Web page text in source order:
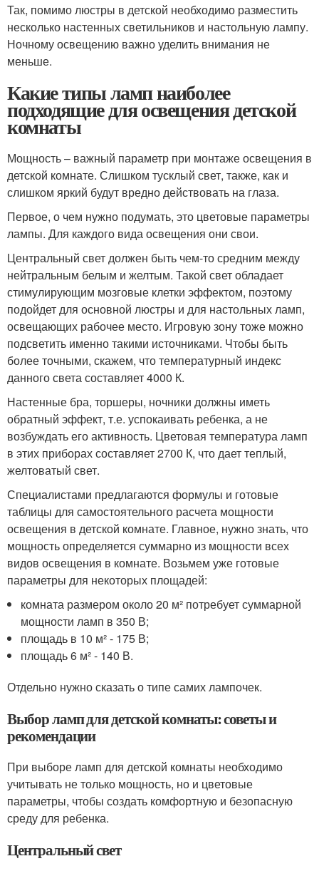
Так, помимо люстры в детской необходимо разместить
несколько настенных светильников и настольную лампу.
Ночному освещению важно уделить внимания не
меньше.
Какие типы ламп наиболее
подходящие для освещения детской
комнаты
Мощность – важный параметр при монтаже освещения в
детской комнате. Слишком тусклый свет, также, как и
слишком яркий будут вредно действовать на глаза.
Первое, о чем нужно подумать, это цветовые параметры
лампы. Для каждого вида освещения они свои.
Центральный свет должен быть чем-то средним между
нейтральным белым и желтым. Такой свет обладает
стимулирующим мозговые клетки эффектом, поэтому
подойдет для основной люстры и для настольных ламп,
освещающих рабочее место. Игровую зону тоже можно
подсветить именно такими источниками. Чтобы быть
более точными, скажем, что температурный индекс
данного света составляет 4000 К.
Настенные бра, торшеры, ночники должны иметь
обратный эффект, т.е. успокаивать ребенка, а не
возбуждать его активность. Цветовая температура ламп
в этих приборах составляет 2700 К, что дает теплый,
желтоватый свет.
Специалистами предлагаются формулы и готовые
таблицы для самостоятельного расчета мощности
освещения в детской комнате. Главное, нужно знать, что
мощность определяется суммарно из мощности всех
видов освещения в комнате. Возьмем уже готовые
параметры для некоторых площадей:
комната размером около 20 м² потребует суммарной
мощности ламп в 350 В;
площадь в 10 м² - 175 В;
площадь 6 м² - 140 В.
Отдельно нужно сказать о типе самих лампочек.
Выбор ламп для детской комнаты: советы и
рекомендации
При выборе ламп для детской комнаты необходимо
учитывать не только мощность, но и цветовые
параметры, чтобы создать комфортную и безопасную
среду для ребенка.
Центральный свет